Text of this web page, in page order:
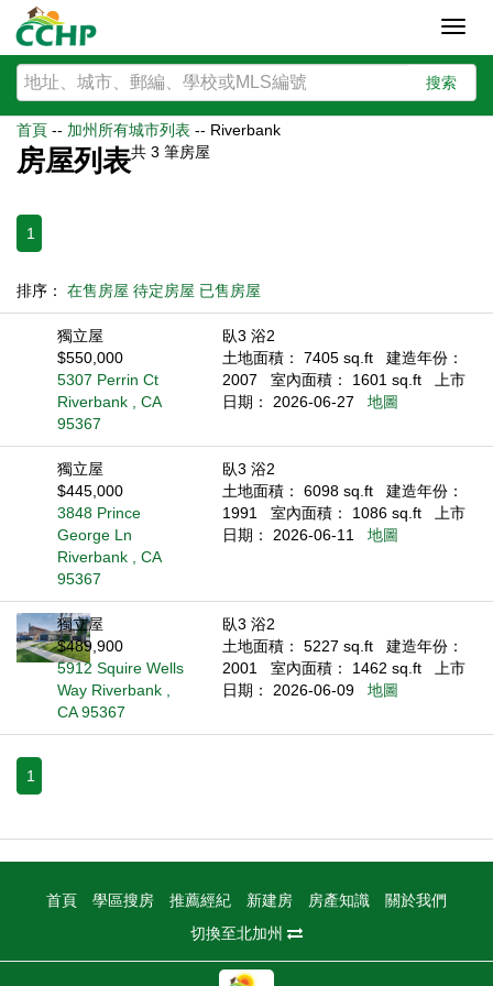
搜索
首頁 -- 加州所有城市列表 -- Riverbank
房屋列表共 3 筆房屋
1
排序： 在售房屋 待定房屋 已售房屋
獨立屋
$550,000
5307 Perrin Ct
Riverbank , CA
95367
臥3 浴2
土地面積： 7405 sq.ft
建造年份：
2007
室內面積： 1601 sq.ft
上市
日期： 2026-06-27
地圖
獨立屋
$445,000
3848 Prince
George Ln
Riverbank , CA
95367
臥3 浴2
土地面積： 6098 sq.ft
建造年份：
1991
室內面積： 1086 sq.ft
上市
日期： 2026-06-11
地圖
獨立屋
$489,900
5912 Squire Wells
Way Riverbank ,
CA 95367
臥3 浴2
土地面積： 5227 sq.ft
建造年份：
2001
室內面積： 1462 sq.ft
上市
日期： 2026-06-09
地圖
1
首頁 學區搜房 推薦經紀 新建房 房產知識
關於我們
切換至北加州